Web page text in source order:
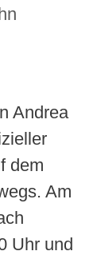
Andrea
dem
Am
Uhr und